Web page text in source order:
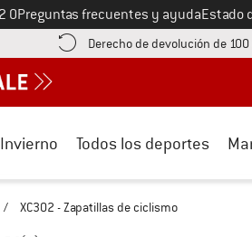
0Preguntas frecuentes y ayudaEstado
el pago aquí! Se abre en una ventana de
Derecho de devolución de
Invierno Todos los deportes
/ XC302 - Zapatillas de ciclismo